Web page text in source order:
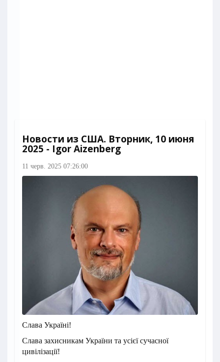
Новости из США. Вторник, 10 июня
2025 - Igor Aizenberg
11 черв. 2025 07:26:00
Слава Україні!
Слава захисникам України та усієї сучасної
цивілізації!